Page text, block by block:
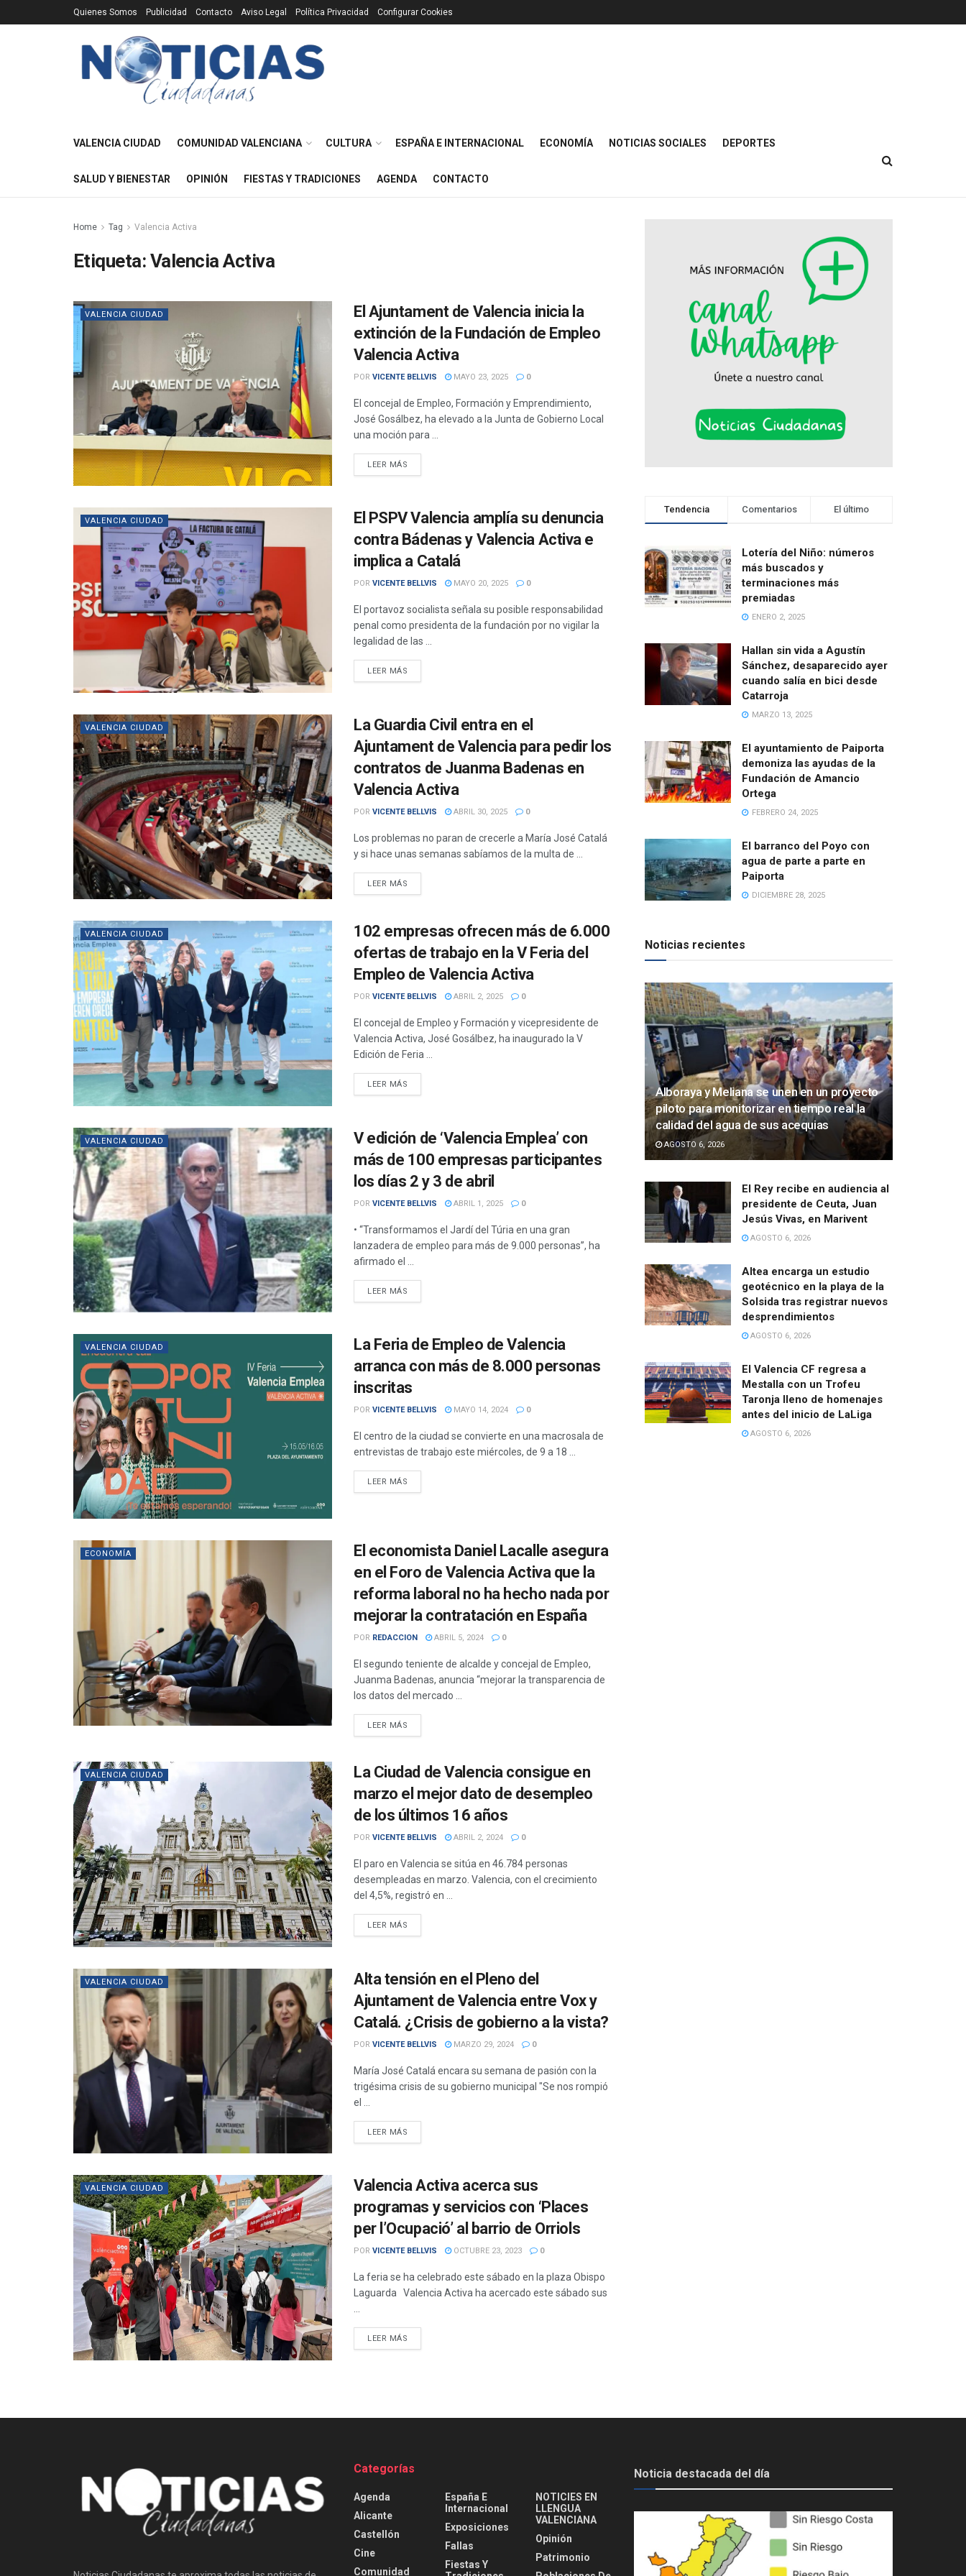
Quienes Somos Publicidad Contacto Aviso Legal Política Privacidad Configurar Cookies
VALENCIA CIUDAD COMUNIDAD VALENCIANA CULTURA ESPAÑA E INTERNACIONAL ECONOMÍA NOTICIAS SOCIALES DEPORTES
SALUD Y BIENESTAR OPINIÓN FIESTAS Y TRADICIONES AGENDA CONTACTO
Home Tag Valencia Activa
Etiqueta: Valencia Activa
VALENCIA CIUDAD
El Ajuntament de Valencia inicia la
extinción de la Fundación de Empleo
Valencia Activa
POR VICENTE BELLVIS MAYO 23, 2025 0
El concejal de Empleo, Formación y Emprendimiento,
José Gosálbez, ha elevado a la Junta de Gobierno Local
una moción para ...
LEER MÁS
VALENCIA CIUDAD
El PSPV Valencia amplía su denuncia
contra Bádenas y Valencia Activa e
implica a Catalá
POR VICENTE BELLVIS MAYO 20, 2025 0
El portavoz socialista señala su posible responsabilidad
penal como presidenta de la fundación por no vigilar la
legalidad de las ...
LEER MÁS
VALENCIA CIUDAD
La Guardia Civil entra en el
Ajuntament de Valencia para pedir los
contratos de Juanma Badenas en
Valencia Activa
POR VICENTE BELLVIS ABRIL 30, 2025 0
Los problemas no paran de crecerle a María José Catalá
y si hace unas semanas sabíamos de la multa de ...
LEER MÁS
VALENCIA CIUDAD
102 empresas ofrecen más de 6.000
ofertas de trabajo en la V Feria del
Empleo de Valencia Activa
POR VICENTE BELLVIS ABRIL 2, 2025 0
El concejal de Empleo y Formación y vicepresidente de
Valencia Activa, José Gosálbez, ha inaugurado la V
Edición de Feria ...
LEER MÁS
VALENCIA CIUDAD
V edición de ‘Valencia Emplea’ con
más de 100 empresas participantes
los días 2 y 3 de abril
POR VICENTE BELLVIS ABRIL 1, 2025 0
• “Transformamos el Jardí del Túria en una gran
lanzadera de empleo para más de 9.000 personas”, ha
afirmado el ...
LEER MÁS
VALENCIA CIUDAD
La Feria de Empleo de Valencia
arranca con más de 8.000 personas
inscritas
POR VICENTE BELLVIS MAYO 14, 2024 0
El centro de la ciudad se convierte en una macrosala de
entrevistas de trabajo este miércoles, de 9 a 18 ...
LEER MÁS
ECONOMÍA
El economista Daniel Lacalle asegura
en el Foro de Valencia Activa que la
reforma laboral no ha hecho nada por
mejorar la contratación en España
POR REDACCION ABRIL 5, 2024 0
El segundo teniente de alcalde y concejal de Empleo,
Juanma Badenas, anuncia “mejorar la transparencia de
los datos del mercado ...
LEER MÁS
VALENCIA CIUDAD
La Ciudad de Valencia consigue en
marzo el mejor dato de desempleo
de los últimos 16 años
POR VICENTE BELLVIS ABRIL 2, 2024 0
El paro en Valencia se sitúa en 46.784 personas
desempleadas en marzo. Valencia, con el crecimiento
del 4,5%, registró en ...
LEER MÁS
VALENCIA CIUDAD
Alta tensión en el Pleno del
Ajuntament de Valencia entre Vox y
Catalá. ¿Crisis de gobierno a la vista?
POR VICENTE BELLVIS MARZO 29, 2024 0
María José Catalá encara su semana de pasión con la
trigésima crisis de su gobierno municipal "Se nos rompió
el ...
LEER MÁS
VALENCIA CIUDAD
Valencia Activa acerca sus
programas y servicios con ‘Places
per l’Ocupació’ al barrio de Orriols
POR VICENTE BELLVIS OCTUBRE 23, 2023 0
La feria se ha celebrado este sábado en la plaza Obispo
Laguarda Valencia Activa ha acercado este sábado sus
LEER MÁS
Tendencia Comentarios El último
Lotería del Niño: números
más buscados y
terminaciones más
premiadas
ENERO 2, 2025
Hallan sin vida a Agustín
Sánchez, desaparecido ayer
cuando salía en bici desde
Catarroja
MARZO 13, 2025
El ayuntamiento de Paiporta
demoniza las ayudas de la
Fundación de Amancio
Ortega
FEBRERO 24, 2025
El barranco del Poyo con
agua de parte a parte en
Paiporta
DICIEMBRE 28, 2025
Noticias recientes
Alboraya y Meliana se unen en un proyecto
piloto para monitorizar en tiempo real la
calidad del agua de sus acequias
AGOSTO 6, 2026
El Rey recibe en audiencia al
presidente de Ceuta, Juan
Jesús Vivas, en Marivent
AGOSTO 6, 2026
Altea encarga un estudio
geotécnico en la playa de la
Solsida tras registrar nuevos
desprendimientos
AGOSTO 6, 2026
El Valencia CF regresa a
Mestalla con un Trofeu
Taronja lleno de homenajes
antes del inicio de LaLiga
AGOSTO 6, 2026
Categorías
Agenda
Alicante
Castellón
Cine
Comunidad
España E
Internacional
Exposiciones
Fallas
Fiestas Y
NOTICIES EN
LLENGUA
VALENCIANA
Opinión
Patrimonio
Noticia destacada del día